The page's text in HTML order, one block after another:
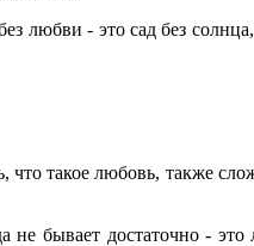
любви - это сад без
что такое любовь, также
не бывает достаточно -